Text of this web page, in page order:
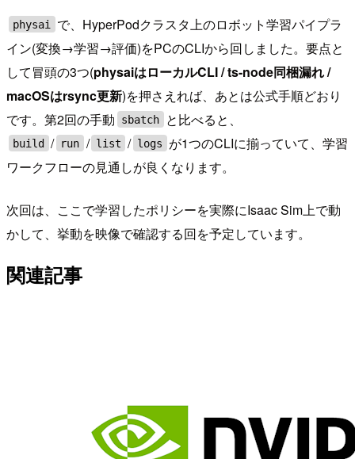
physai
で、HyperPodクラスタ上のロボット学習パイプラ
イン(変換→学習→評価)をPCのCLIから回しました。要点と
して冒頭の3つ(physaiはローカルCLI / ts-node同梱漏れ /
macOSはrsync更新)を押さえれば、あとは公式手順どおり
です。第2回の手動
sbatch と比べると、
build / run / list / logs
が1つのCLIに揃っていて、学習
ワークフローの見通しが良くなります。
次回は、ここで学習したポリシーを実際にIsaac Sim上で動
かして、挙動を映像で確認する回を予定しています。
関連記事